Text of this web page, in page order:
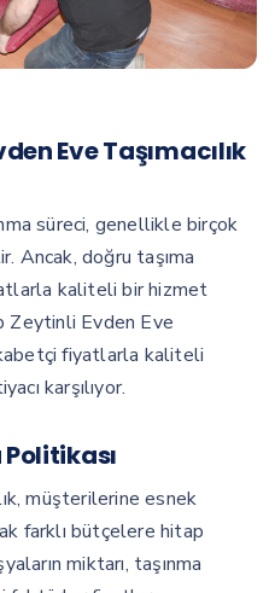
Eve Taşımacılık
süreci, genellikle birçok
Ancak, doğru taşıma
kaliteli bir hizmet
Zeytinli Evden Eve
fiyatlarla kaliteli
karşılıyor.
müşterilerine esnek
farklı bütçelere hitap
miktarı, taşınma